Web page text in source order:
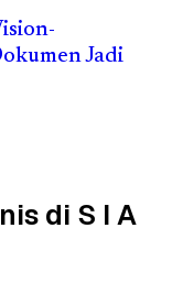
Jadi
di S I A